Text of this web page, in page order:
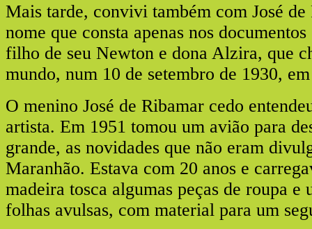
Mais tarde, convivi também com José
nome que consta apenas nos
filho de seu Newton e dona Alzira, que
mundo, num 10 de setembro de 1930,
O menino José de Ribamar cedo
artista. Em 1951 tomou um avião para
grande, as novidades que não eram
Maranhão. Estava com 20 anos e
madeira tosca algumas peças de roupa e
folhas avulsas, com material para um